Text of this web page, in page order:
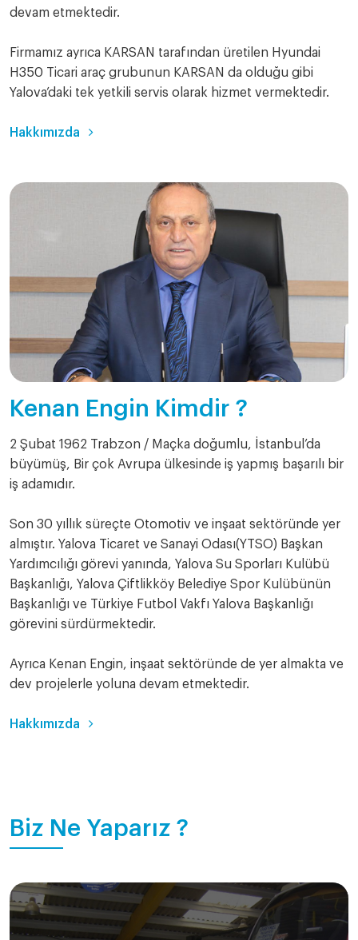
devam etmektedir.
Firmamız ayrıca KARSAN tarafından üretilen Hyundai
H350 Ticari araç grubunun KARSAN da olduğu gibi
Yalova’daki tek yetkili servis olarak hizmet vermektedir.
Hakkımızda
Kenan Engin Kimdir ?
2 Şubat 1962 Trabzon / Maçka doğumlu, İstanbul’da
büyümüş, Bir çok Avrupa ülkesinde iş yapmış başarılı bir
iş adamıdır.
Son 30 yıllık süreçte Otomotiv ve inşaat sektöründe yer
almıştır. Yalova Ticaret ve Sanayi Odası(YTSO) Başkan
Yardımcılığı görevi yanında, Yalova Su Sporları Kulübü
Başkanlığı, Yalova Çiftlikköy Belediye Spor Kulübünün
Başkanlığı ve Türkiye Futbol Vakfı Yalova Başkanlığı
görevini sürdürmektedir.
Ayrıca Kenan Engin, inşaat sektöründe de yer almakta ve
dev projelerle yoluna devam etmektedir.
Hakkımızda
Biz Ne Yaparız ?